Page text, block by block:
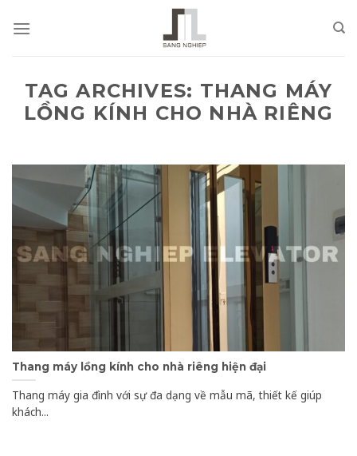
TAG ARCHIVES: THANG MÁY
LỒNG KÍNH CHO NHÀ RIÊNG
Thang máy lồng kính cho nhà riêng hiện đại
Thang máy gia đình với sự đa dạng về mẫu mã, thiết kế giúp
khách...